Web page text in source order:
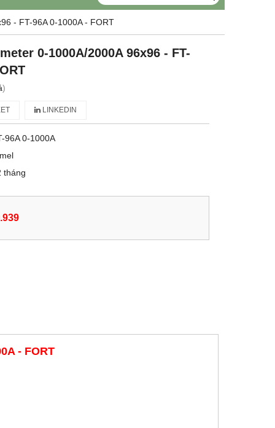
- FT-96A 0-1000A - FORT
0-1000A/2000A 96x96 - FT-
)
LINKEDIN
96A 0-1000A
tháng
- FORT